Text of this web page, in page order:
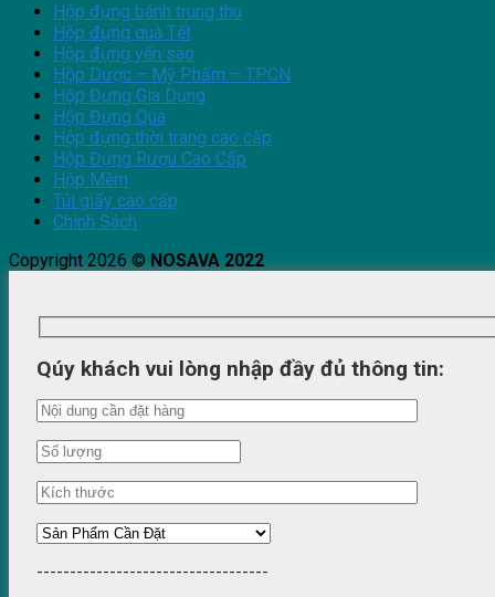
Hộp đựng bánh trung thu
Hộp đựng quà Tết
Hộp đựng yến sào
Hộp Dược – Mỹ Phẩm – TPCN
Hộp Đựng Gia Dụng
Hộp Đựng Quà
Hộp đựng thời trang cao cấp
Hộp Đựng Rượu Cao Cấp
Hộp Mềm
Túi giấy cao cấp
Chính Sách
Copyright 2026 ©NOSAVA 2022
Qúy khách vui lòng nhập đầy đủ thông tin:
-----------------------------------